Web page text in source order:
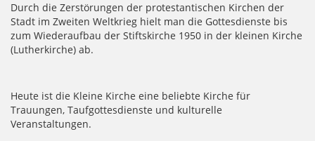
Durch die Zerstörungen der protestantischen Kirchen der
Stadt im Zweiten Weltkrieg hielt man die Gottesdienste bis
zum Wiederaufbau der Stiftskirche 1950 in der kleinen Kirche
(Lutherkirche) ab.
Heute ist die Kleine Kirche eine beliebte Kirche für
Trauungen, Taufgottesdienste und kulturelle
Veranstaltungen.